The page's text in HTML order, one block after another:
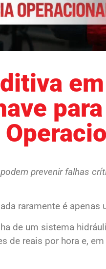
prevenir falhas
raramente é apenas
de um sistema
de reais por hora e,